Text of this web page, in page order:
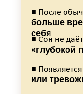
■ После
больше
себя
■ Сон не
«глубокой
■ Появляется
или